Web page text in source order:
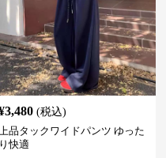
3,480 (税込)
品タックワイドパンツ ゆった
り快適